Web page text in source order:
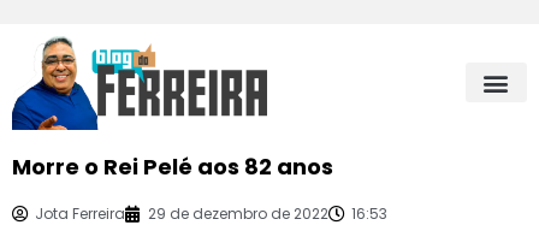
Morre o Rei Pelé aos 82 anos
Jota Ferreira 29 de dezembro de 2022 16:53